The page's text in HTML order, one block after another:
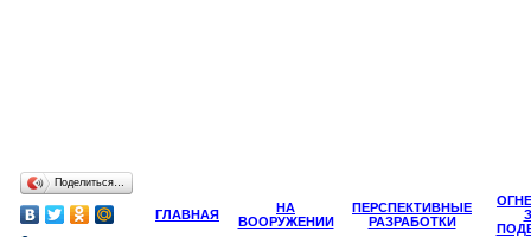
Поделиться…
ГЛАВНАЯ
НА
ВООРУЖЕНИИ
ПЕРСПЕКТИВНЫЕ
РАЗРАБОТКИ